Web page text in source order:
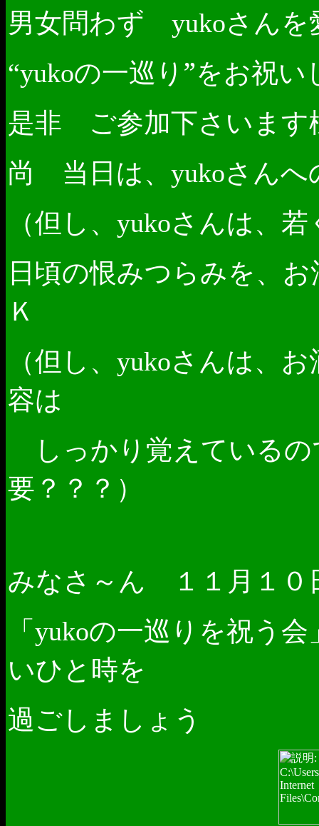
男女問わず
yukoさん
“yukoの一巡り”をお祝
是非 ご参加下さいま
尚 当日は、
yukoさんへ
（但し、
yukoさんは、
日頃の恨みつらみを、
Ｋ
（但し、
yukoさんは、
容は
しっかり覚えているの
要？？？）
みなさ～ん １１月１０
「yukoの一巡りを祝う会
いひと時を
過ごしましょう